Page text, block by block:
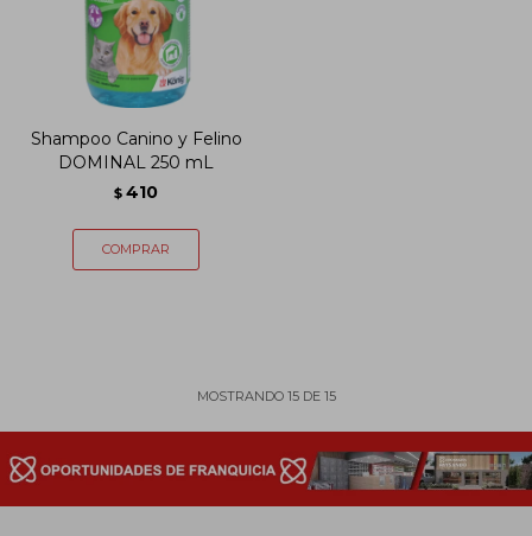
Shampoo Canino y Felino
DOMINAL 250 mL
$ 410
MOSTRANDO 15DE 15